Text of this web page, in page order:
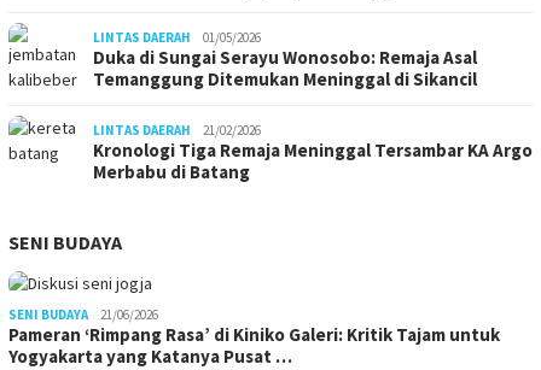
LINTAS DAERAH 01/05/2026
Duka di Sungai Serayu Wonosobo: Remaja Asal
Temanggung Ditemukan Meninggal di Sikancil
LINTAS DAERAH 21/02/2026
Kronologi Tiga Remaja Meninggal Tersambar KA Argo
Merbabu di Batang
SENI BUDAYA
SENI BUDAYA 21/06/2026
Pameran ‘Rimpang Rasa’ di Kiniko Galeri: Kritik Tajam untuk
Yogyakarta yang Katanya Pusat …